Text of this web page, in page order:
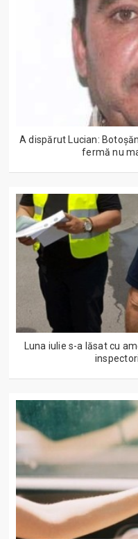
A dispărut Lucian:
fermă nu
Luna iulie s-a lăsat cu